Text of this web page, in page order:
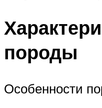
породы
Особенности